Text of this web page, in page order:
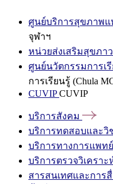
ศูนย์บริการสุขภาพแ
จุฬาฯ
หน่วยส่งเสริมสุขภา
ศูนย์นวัตกรรมการเรี
การเรียนรู้ (Chula
CUVIPCUVIP
บริการสังคม
บริการทดสอบและวิ
บริการทางการแพทย์
บริการตรวจวิเครา
สารสนเทศและการ